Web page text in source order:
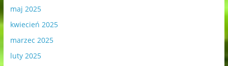
maj 2025
kwiecień 2025
marzec 2025
luty 2025